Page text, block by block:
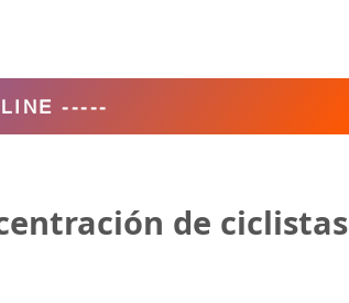
de ciclistas
-----